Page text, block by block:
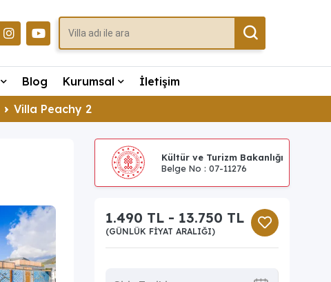
Blog Kurumsal
İletişim
Villa Peachy 2
Kültür ve Turizm Bakanlığı
Belge No : 07-11276
1.490 TL - 13.750 TL
(GÜNLÜK FIYAT ARALIĞI)